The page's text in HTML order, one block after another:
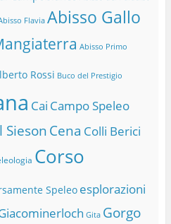
Flavia Abisso Gallo
Abisso Primo
Rossi Buco del Prestigio
Cai Campo Speleo
Sieson Cena Colli Berici
Corso
Speleo esplorazioni
Gita Gorgo